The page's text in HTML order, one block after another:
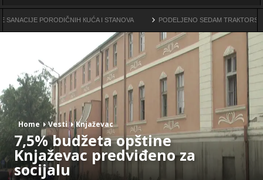
PORODIČNIH КUĆA I STANOVA PODELJENO SEDAM TRAКTORSКIH
OO SNS -a u Žagubici organizovao skup u Laznici
Home Vesti Knjaževac
7,5% budžeta opštine
Knjaževac predviđeno za
socijalu